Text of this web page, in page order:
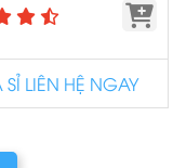
SỈ LIÊN HỆ NGAY